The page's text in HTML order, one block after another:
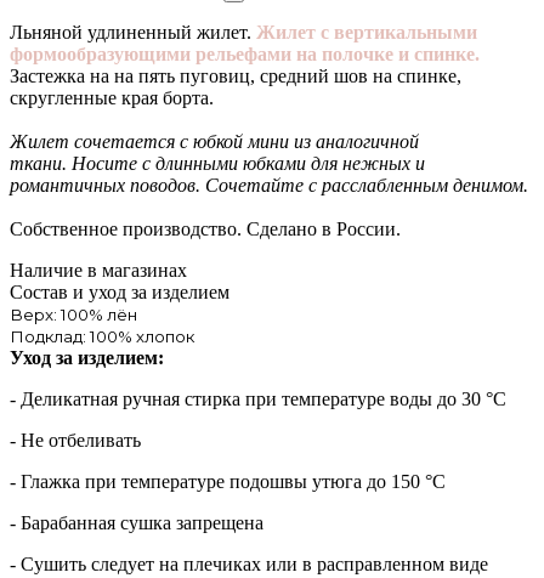
Льняной удлиненный жилет. Жилет с вертикальными
формообразующими рельефами на полочке и спинке.
Застежка на на пять пуговиц, средний шов на спинке,
скругленные края борта.
Жилет сочетается с юбкой мини из аналогичной
ткани. Носите с длинными юбками для нежных и
романтичных поводов. Сочетайте с расслабленным денимом.
Собственное производство. Сделано в России.
Наличие в магазинах
Состав и уход за изделием
Верх: 100% лён
Подклад: 100% хлопок
Уход за изделием:
- Деликатная ручная стирка при температуре воды до 30 °C
- Не отбеливать
- Глажка при температуре подошвы утюга до 150 °C
- Барабанная сушка запрещена
- Сушить следует на плечиках или в расправленном виде